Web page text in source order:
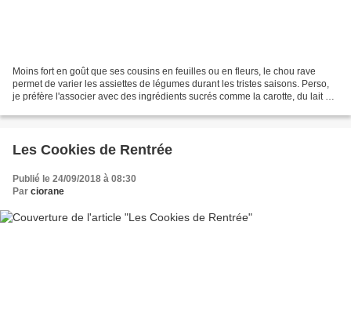
Moins fort en goût que ses cousins en feuilles ou en fleurs, le chou rave
permet de varier les assiettes de légumes durant les tristes saisons. Perso,
je préfère l'associer avec des ingrédients sucrés comme la carotte, du lait de
Les Cookies de Rentrée
Publié le 24/09/2018 à 08:30
Par ciorane